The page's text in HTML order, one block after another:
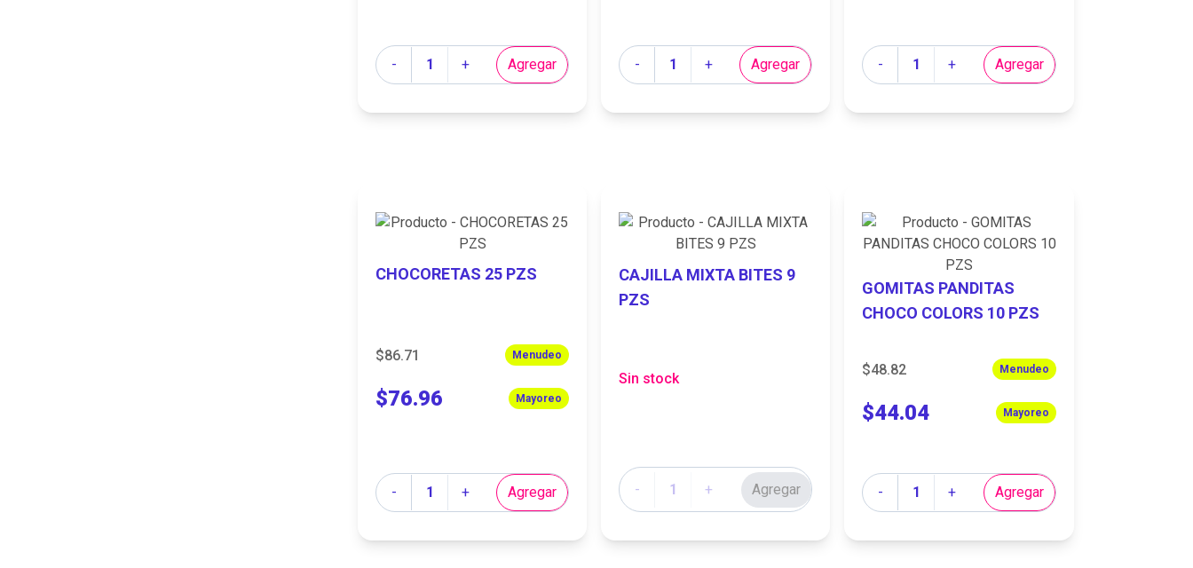
-
Cantidad + Agregar -
Cantidad + Agregar -
Cantidad + Agregar
CHOCORETAS 25 PZS
$86.71 Menudeo
$76.96 Mayoreo
-
Cantidad + Agregar
CAJILLA MIXTA BITES 9
PZS
Sin stock
-
Cantidad + Agregar
GOMITAS PANDITAS
CHOCO COLORS 10 PZS
$48.82 Menudeo
$44.04 Mayoreo
-
Cantidad + Agregar